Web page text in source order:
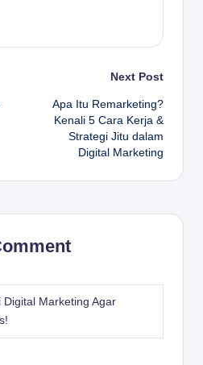
Next Post
Apa Itu Remarketing?
Kenali 5 Cara Kerja &
Strategi Jitu dalam
Digital Marketing
Digital Marketing Agar